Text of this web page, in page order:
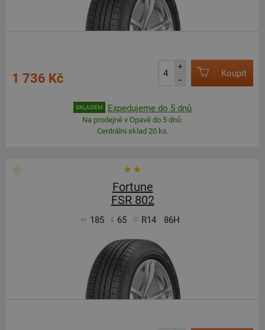
1 736 Kč
+
–
Koupit
SKLADEM Expedujeme do 5 dnů
Na prodejně v Opavě do 5 dnů.
Centrální sklad 20 ks.
Fortune
FSR 802
185 65 R14 86H